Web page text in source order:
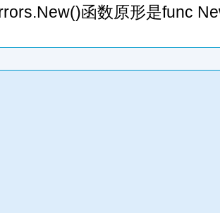
函数原形是func